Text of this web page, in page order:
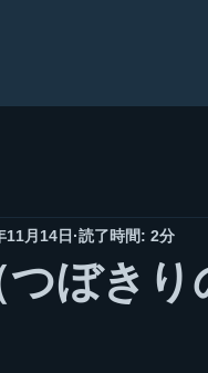
ぼき
11月14日 読了時間: 2分